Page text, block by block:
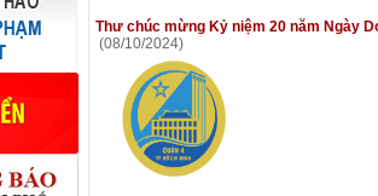
Thư chúc mừng Kỷ niệm 20 năm Ngày
(08/10/2024)